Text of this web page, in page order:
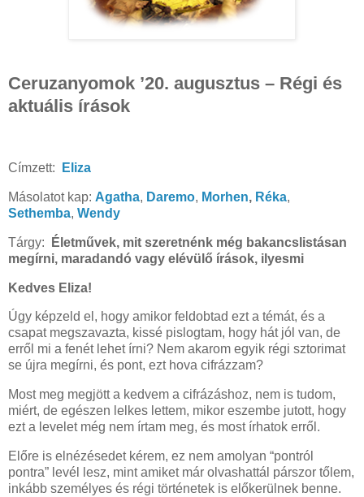
Ceruzanyomok ’20. augusztus – Régi és
aktuális írások
Címzett: Eliza
Másolatot kap: Agatha, Daremo, Morhen, Réka,
Sethemba, Wendy
Tárgy:
Életművek, mit szeretnénk még bakancslistásan
megírni, maradandó vagy elévülő írások, ilyesmi
Kedves Eliza!
Úgy képzeld el, hogy amikor feldobtad ezt a témát, és a
csapat megszavazta, kissé pislogtam, hogy hát jól van, de
erről mi a fenét lehet írni? Nem akarom egyik régi sztorimat
se újra megírni, és pont, ezt hova cifrázzam?
Most meg megjött a kedvem a cifrázáshoz, nem is tudom,
miért, de egészen lelkes lettem, mikor eszembe jutott, hogy
ezt a levelet még nem írtam meg, és most írhatok erről.
Előre is elnézésedet kérem, ez nem amolyan “pontról
pontra” levél lesz, mint amiket már olvashattál párszor tőlem,
inkább személyes és régi történetek is előkerülnek benne.